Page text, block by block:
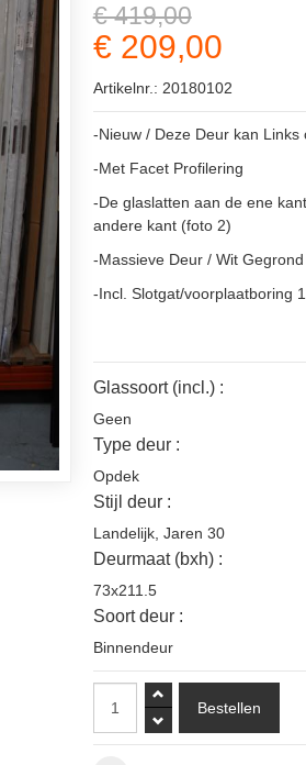
€ 419,00
€ 209,00
Artikelnr.: 20180102
-Nieuw / Deze Deur kan
-Met Facet Profilering
-De glaslatten aan de ene
andere kant (foto 2)
-Massieve Deur / Wit Gegrond
-Incl. Slotgat/voorplaatboring
Glassoort (incl.) :
Geen
Type deur :
Opdek
Stijl deur :
Landelijk, Jaren 30
Deurmaat (bxh) :
73x211.5
Soort deur :
Binnendeur